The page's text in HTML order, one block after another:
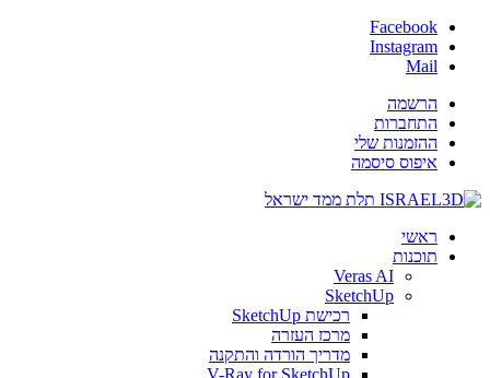
Facebook
Instagram
Mail
הרשמה
התחברות
ההזמנות שלי
איפוס סיסמה
ראשי
תוכנות
Veras AI
SketchUp
רכישת SketchUp
מרכז העזרה
מדריך הורדה והתקנה
V-Ray for SketchUp